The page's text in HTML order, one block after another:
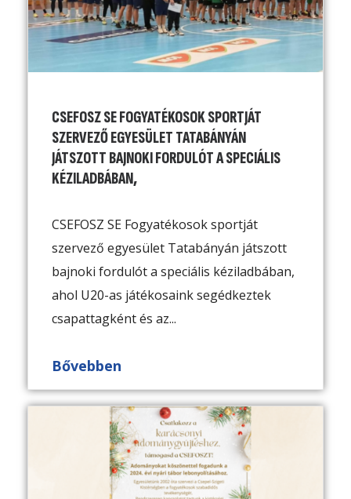
CSEFOSZ SE FOGYATÉKOSOK SPORTJÁT
SZERVEZŐ EGYESÜLET TATABÁNYÁN
JÁTSZOTT BAJNOKI FORDULÓT A SPECIÁLIS
KÉZILADBÁBAN,
CSEFOSZ SE Fogyatékosok sportját
szervező egyesület Tatabányán játszott
bajnoki fordulót a speciális kéziladbában,
ahol U20-as játékosaink segédkeztek
csapattagként és az...
Bővebben